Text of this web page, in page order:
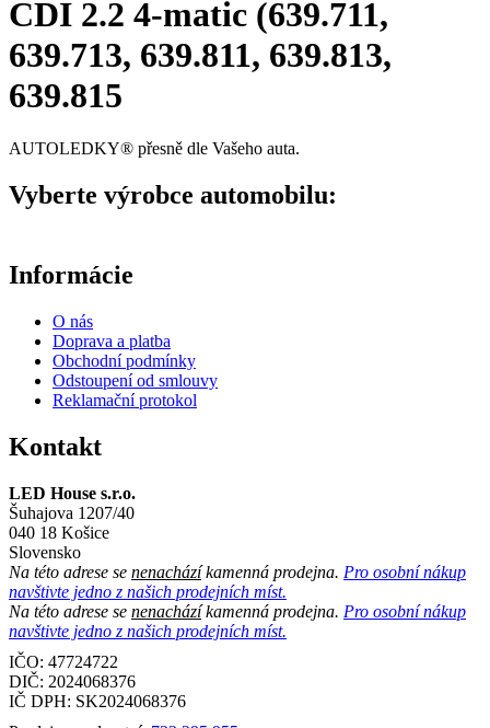
CDI 2.2 4-matic (639.711,
639.713, 639.811, 639.813,
639.815
AUTOLEDKY® přesně dle Vašeho auta.
Vyberte výrobce automobilu:
Informácie
O nás
Doprava a platba
Obchodní podmínky
Odstoupení od smlouvy
Reklamační protokol
Kontakt
LED House s.r.o.
Šuhajova 1207/40
040 18 Košice
Slovensko
Na této adrese se nenacházíkamenná prodejna. Pro osobní nákup
navštivte jedno z našich prodejních míst.
Na této adrese se nenacházíkamenná prodejna. Pro osobní nákup
navštivte jedno z našich prodejních míst.
IČO: 47724722
DIČ: 2024068376
IČ DPH: SK2024068376